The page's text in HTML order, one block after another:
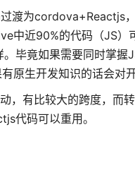
渡为cordova+Reactjs
中近90%的代码（JS
毕竟如果需要同时掌
原生开发知识的话会对
，有比较大的跨度，
代码可以重用。